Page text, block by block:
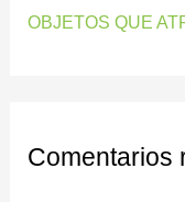
OBJETOS QUE
Comentarios